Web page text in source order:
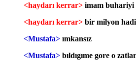
<haydarı kerrar> imam buhariyi
<haydarı kerrar> bir milyon
<Mustafa> ımkansız
<Mustafa> bıldıgıme gore o